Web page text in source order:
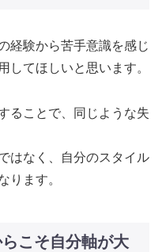
経験から苦手意識を感じ
してほしいと思います。
ることで、同じような失
はなく、自分のスタイル
ります。
こそ自分軸が大